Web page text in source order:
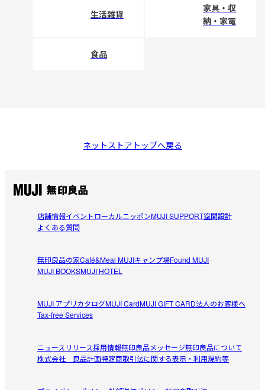
生活雑貨
家具・収
納・家電
食品
ネットストアトップへ戻る
店舗情報イベントローカルニッポンMUJI SUPPORT空間設計
よくある質問
無印良品の家Café&Meal MUJIキャンプ場Found MUJI
MUJI BOOKSMUJI HOTEL
MUJI アプリカタログMUJI CardMUJI GIFT CARD法人のお客様へ
Tax-free Services
ニュースリリース採用情報無印良品メッセージ無印良品について
株式会社 良品計画特定商取引法に関する表示・利用規約等